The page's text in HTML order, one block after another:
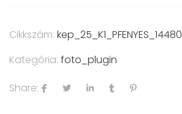
Cikkszám: kep_25_K1_PFENYES_14480
Kategória: foto_plugin
Share: